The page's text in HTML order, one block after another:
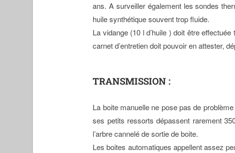
ans. A surveiller également les sondes
huile synthétique souvent trop fluide.
La vidange (10 l d’huile ) doit être
carnet d’entretien doit pouvoir en attester,
TRANSMISSION :
La boite manuelle ne pose pas de
ses petits ressorts dépassent rarement
l’arbre cannelé de sortie de boite.
Les boites automatiques appellent assez